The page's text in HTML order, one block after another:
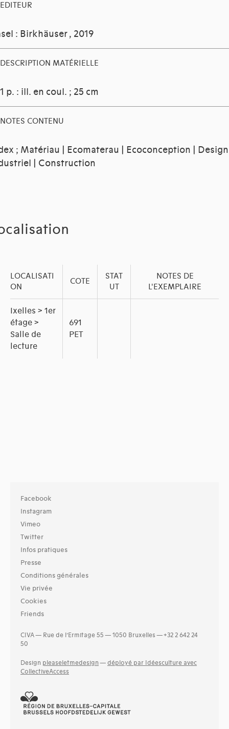
EDITEUR
: Birkhäuser, 2019
DESCRIPTION MATÉRIELLE
p. : ill. en coul. ; 25 cm
NOTES CONTENU
; Matériau | Ecomaterau | Ecoconception | Design
| Construction
LOCALISATI
ON
COTE
STAT
UT
NOTES DE
L'EXEMPLAIRE
Ixelles > 1er
étage >
Salle de
lecture
691
PET
Facebook
Instagram
Vimeo
Twitter
Infos pratiques
Presse
Conditions générales
Vie privée
Cookies
Friends
CIVA — Rue de l’Ermitage 55 — 1050 Bruxelles — +32 2 642 24
50
Design pleaseletmedesign — déployé par Idéesculture avec
CollectiveAccess